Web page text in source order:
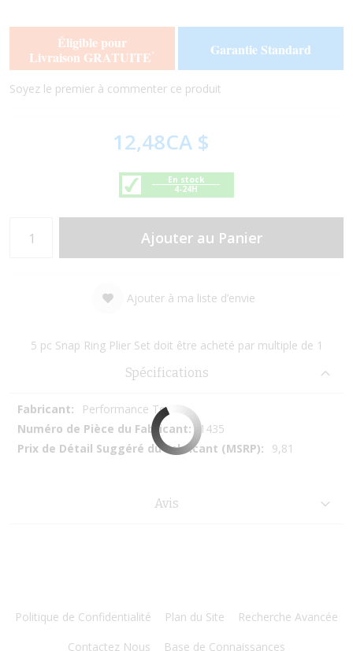
images
gallery
images
gallery
Éligible pour
Livraison GRATUITE* Garantie Standard
Soyez le premier à commenter ce produit
En stock
4-24H
12,48CA $
Ajouter au Panier
Ajouter à ma liste d’envie
5 pc Snap Ring Plier Set doit être acheté par multiple de 1
Spécifications
Plus
d’information
Performance Tool
1435
9,81
Avis
Politique de Confidentialité Plan du Site
Recherche Avancée
Contactez Nous
Base de Connaissances